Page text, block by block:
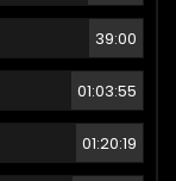
39:00
01:03:55
01:20:19